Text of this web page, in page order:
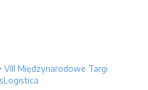
VIII Międzynarodowe Targi